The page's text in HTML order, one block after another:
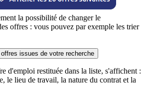
la possibilité de changer le
offres : vous pouvez par exemple les trier
issues de votre recherche
d'emploi restituée dans la liste, s'affichent :
le lieu de travail, la nature du contrat et la